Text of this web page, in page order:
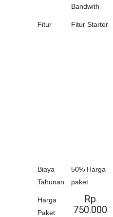
Bandwith
Fitur Fitur Starter
Biaya
Tahunan
50% Harga
paket
Harga
Paket
Rp
750.000